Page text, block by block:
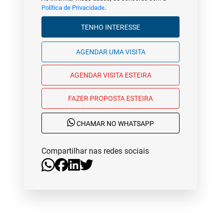
Política de Privacidade.
TENHO INTERESSE
AGENDAR UMA VISITA
AGENDAR VISITA ESTEIRA
FAZER PROPOSTA ESTEIRA
CHAMAR NO WHATSAPP
Compartilhar nas redes sociais